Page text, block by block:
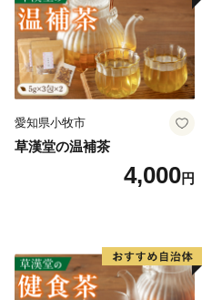
愛知県小牧市
草漢堂の温補茶
4,000円